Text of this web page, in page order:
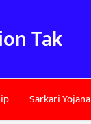
Tak
Sarkari Yojana